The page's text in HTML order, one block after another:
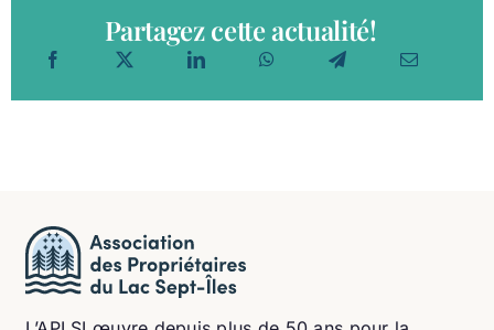
Partagez cette actualité!